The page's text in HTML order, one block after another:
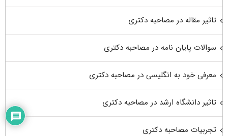
تاثیر مقاله در مصاحبه دکتری
سوالات پایان نامه در مصاحبه دکتری
معرفی خود به انگلیسی در مصاحبه دکتری
تاثیر دانشگاه ارشد در مصاحبه دکتری
تجربیات مصاحبه دکتری